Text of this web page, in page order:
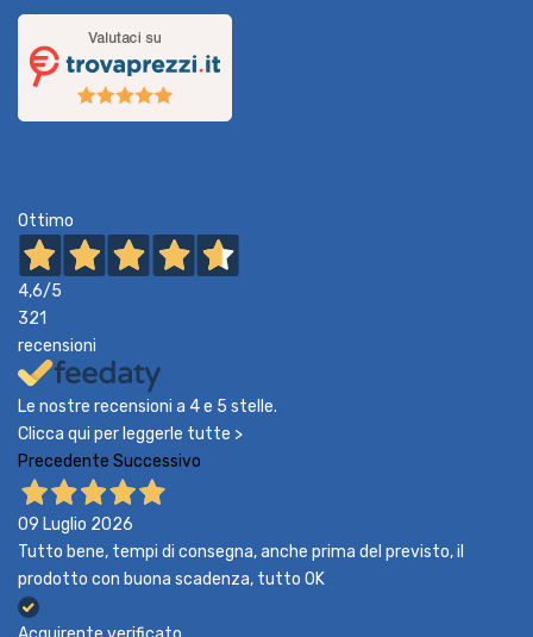
Ottimo
4,6/5
321
recensioni
Le nostre recensioni a 4 e 5 stelle.
Clicca qui per leggerle tutte >
Precedente Successivo
09 Luglio 2026
Tutto bene, tempi di consegna, anche prima del previsto, il
prodotto con buona scadenza, tutto OK